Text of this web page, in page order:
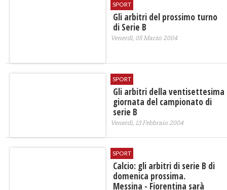
SPORT
Gli arbitri del prossimo turno
di Serie B
Venerdì, 05 Marzo 2004
SPORT
Gli arbitri della ventisettesima
giornata del campionato di
serie B
Venerdì, 13 Febbraio 2004
SPORT
Calcio: gli arbitri di serie B di
domenica prossima.
Messina - Fiorentina sarà